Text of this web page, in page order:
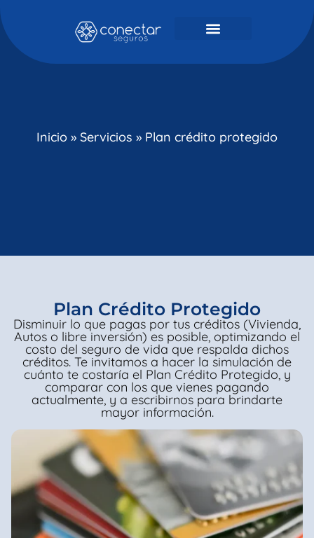
Inicio » Servicios » Plan crédito protegido
Plan Crédito Protegido
Disminuir lo que pagas por tus créditos (Vivienda,
Autos o libre inversión) es posible, optimizando el
costo del seguro de vida que respalda dichos
créditos. Te invitamos a hacer la simulación de
cuánto te costaría el Plan Crédito Protegido, y
comparar con los que vienes pagando
actualmente, y a escribirnos para brindarte
mayor información.